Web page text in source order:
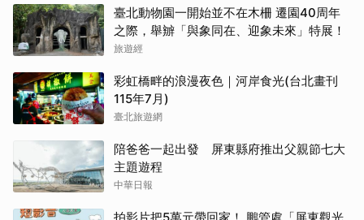
臺北動物園一開始並不在木柵 遷園40周年
之際，舉辧「與象同在、迎象未來」特展！
旅遊經
彩虹橋畔的浪漫夜色｜河岸食光(台北畫刊
115年7月)
臺北旅遊網
陪爸爸一起出發 屏東縣府推出父親節七大
主題遊程
中華日報